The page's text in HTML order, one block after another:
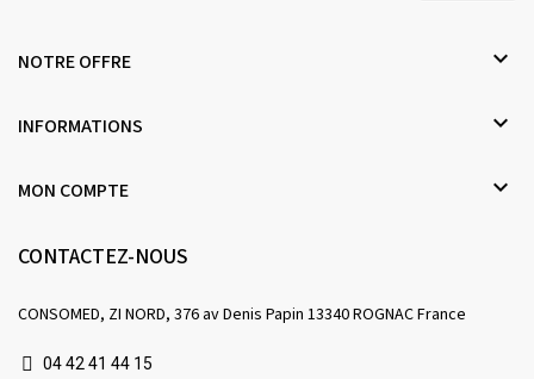
NOTRE OFFRE 
INFORMATIONS 
MON COMPTE 
CONTACTEZ-NOUS
CONSOMED, ZI NORD, 376 av Denis Papin 13340 ROGNAC France
04 42 41 44 15